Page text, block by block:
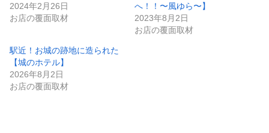
2024年2月26日
お店の覆面取材
へ！！〜風ゆら〜】
2023年8月2日
お店の覆面取材
駅近！お城の跡地に造られた
【城のホテル】
2026年8月2日
お店の覆面取材